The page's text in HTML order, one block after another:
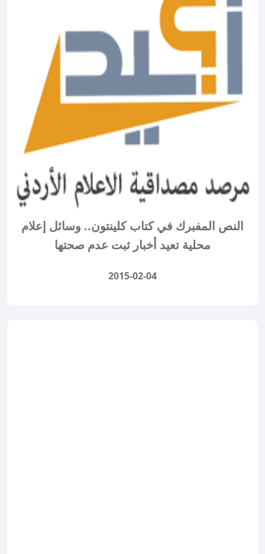
النص المفبرك في كتاب كلينتون.. وسائل إعلام
محلية تعيد أخبار ثبت عدم صحتها
2015-02-04